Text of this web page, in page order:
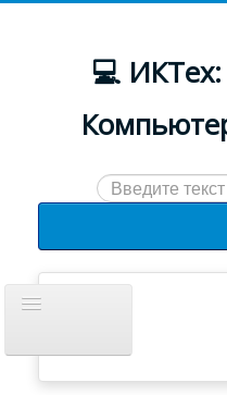
💻
Искать...
навигацию